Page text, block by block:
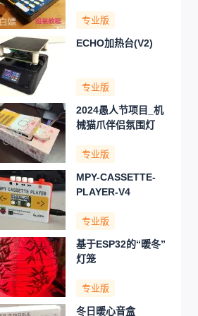
专业版
ECHO加热台(V2)
专业版
2024愚人节项目_机
械猫爪伴侣氛围灯
专业版
MPY-CASSETTE-
PLAYER-V4
专业版
基于ESP32的“暖冬”
灯笼
专业版
冬日暖心音盒